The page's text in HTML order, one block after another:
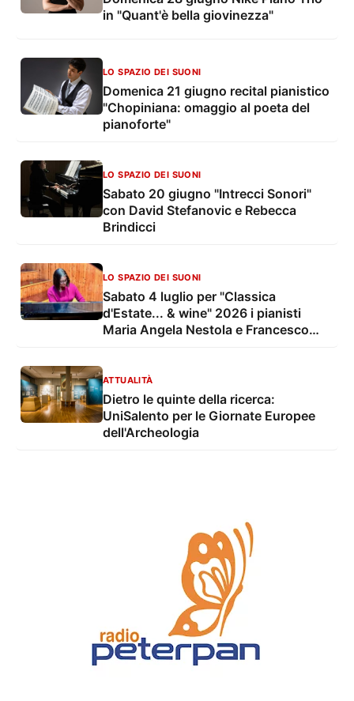
in "Quant'è bella giovinezza"
LO SPAZIO DEI SUONI
Domenica 21 giugno recital pianistico
"Chopiniana: omaggio al poeta del
pianoforte"
LO SPAZIO DEI SUONI
Sabato 20 giugno "Intrecci Sonori"
con David Stefanovic e Rebecca
Brindicci
LO SPAZIO DEI SUONI
Sabato 4 luglio per "Classica
d'Estate... & wine" 2026 i pianisti
Maria Angela Nestola e Francesco
ATTUALITÀ
Dietro le quinte della ricerca:
UniSalento per le Giornate Europee
dell'Archeologia